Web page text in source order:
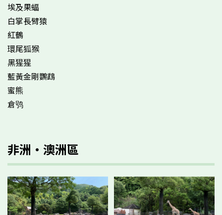
埃及果蝠
白掌長臂猿
紅鶴
環尾狐猴
黑猩猩
藍黃金剛鸚鵡
蜜熊
倉鸮
非洲·澳洲區